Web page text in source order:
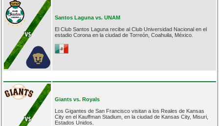
Santos Laguna vs. UNAM
El Club Santos Laguna recibe al Club Universidad Nacional en el
estadio Corona en la ciudad de Torreón, Coahuila, México.
Giants vs. Royals
Los Gigantes de San Francisco visitan a los Reales de Kansas
City en el Kauffman Stadium, en la ciudad de Kansas City, Misuri,
Estados Unidos.